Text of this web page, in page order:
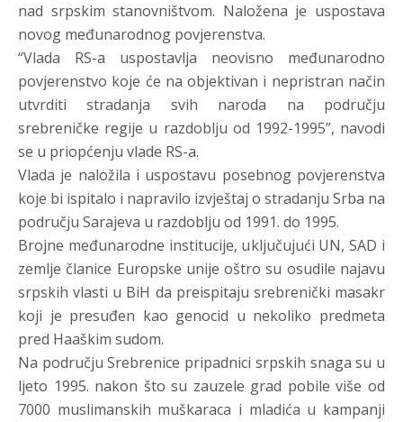
nad srpskim stanovništvom. Naložena je uspostava
novog međunarodnog povjerenstva.
“Vlada RS-a uspostavlja neovisno međunarodno
povjerenstvo koje će na objektivan i nepristran način
utvrditi stradanja svih naroda na području
srebreničke regije u razdoblju od 1992-1995”, navodi
se u priopćenju vlade RS-a.
Vlada je naložila i uspostavu posebnog povjerenstva
koje bi ispitalo i napravilo izvještaj o stradanju Srba na
području Sarajeva u razdoblju od 1991. do 1995.
Brojne međunarodne institucije, uključujući UN, SAD i
zemlje članice Europske unije oštro su osudile najavu
srpskih vlasti u BiH da preispitaju srebrenički masakr
koji je presuđen kao genocid u nekoliko predmeta
pred Haaškim sudom.
Na području Srebrenice pripadnici srpskih snaga su u
ljeto 1995. nakon što su zauzele grad pobile više od
7000 muslimanskih muškaraca i mladića u kampanji